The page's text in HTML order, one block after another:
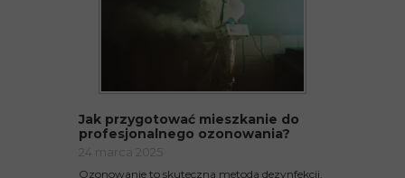
Jak przygotować mieszkanie do
profesjonalnego ozonowania?
24 marca 2025
Ozonowanie to skuteczna metoda dezynfekcji,